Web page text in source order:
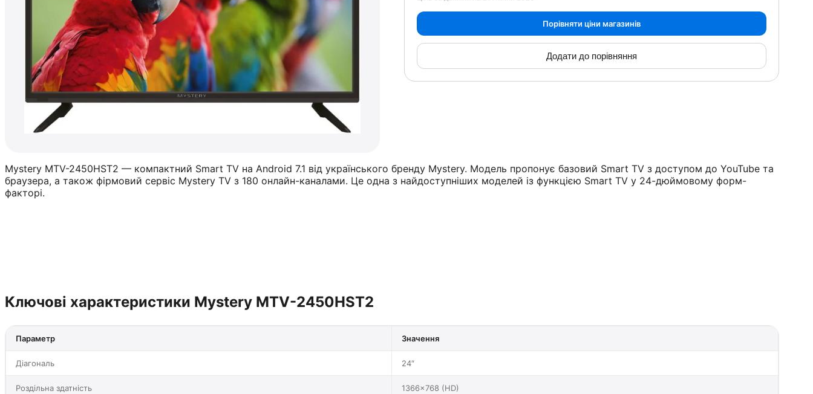
Порівняти ціни магазинів
Додати до порівняння
Mystery MTV-2450HST2 — компактний Smart TV на Android 7.1 від українського бренду Mystery. Модель пропонує базовий Smart TV з доступом до YouTube та
браузера, а також фірмовий сервіс Mystery TV з 180 онлайн-каналами. Це одна з найдоступніших моделей із функцією Smart TV у 24-дюймовому форм-
факторі.
Ключові характеристики Mystery MTV-2450HST2
Параметр Значення
Діагональ 24″
Роздільна здатність 1366×768 (HD)